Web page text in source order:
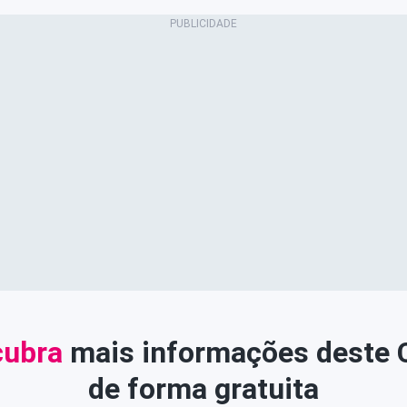
mais informações deste
de forma gratuita